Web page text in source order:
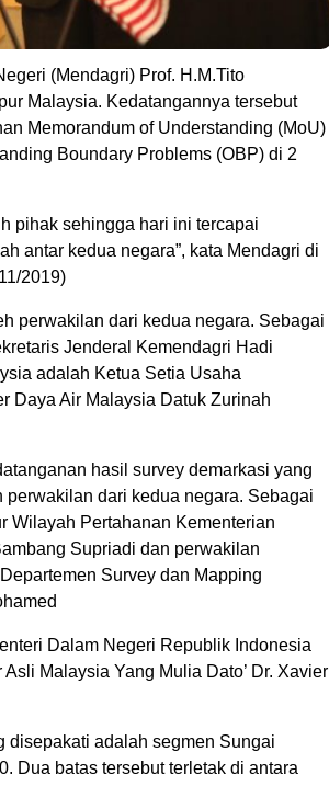
(Mendagri) Prof. H.M.Tito
Malaysia. Kedatangannya tersebut
Memorandum of Understanding (MoU)
Boundary Problems (OBP) di 2
pihak sehingga hari ini tercapai
antar kedua negara”, kata Mendagri di
2019)
perwakilan dari kedua negara. Sebagai
Jenderal Kemendagri Hadi
adalah Ketua Setia Usaha
Daya Air Malaysia Datuk Zurinah
hasil survey demarkasi yang
dari kedua negara. Sebagai
Wilayah Pertahanan Kementerian
Supriadi dan perwakilan
Survey dan Mapping
Dalam Negeri Republik Indonesia
Malaysia Yang Mulia Dato’ Dr. Xavier
disepakati adalah segmen Sungai
Dua batas tersebut terletak di antara